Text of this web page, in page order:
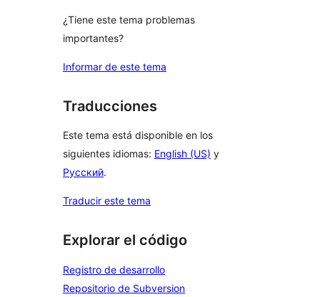
¿Tiene este tema problemas
importantes?
Informar de este tema
Traducciones
Este tema está disponible en los
siguientes idiomas: English (US) y
Русский.
Traducir este tema
Explorar el código
Registro de desarrollo
Repositorio de Subversion